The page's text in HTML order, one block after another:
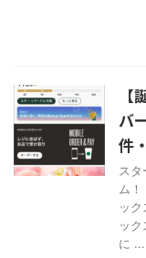
バ
件
ス
ム
ッ
ッ
に ...